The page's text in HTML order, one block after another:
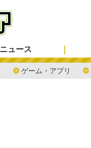
ニュース
ゲーム・アプリ